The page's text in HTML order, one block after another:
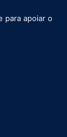
para apoiar o